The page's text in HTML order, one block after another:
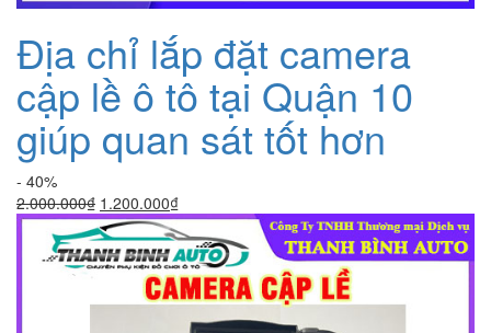
Địa chỉ lắp đặt camera
cập lề ô tô tại Quận 10
giúp quan sát tốt hơn
- 40%
2.000.000₫ Giá
gốc
là:
2.000.000₫.
1.200.000₫Giá
hiện
tại
là:
1.200.000₫.